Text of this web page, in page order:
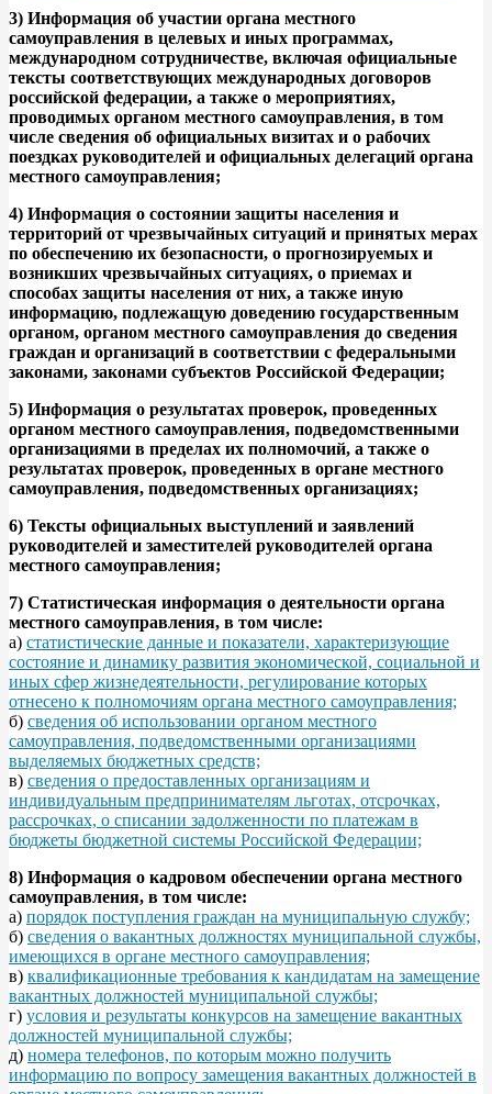
3) Информация об участии органа местного
самоуправления в целевых и иных программах,
международном сотрудничестве, включая официальные
тексты соответствующих международных договоров
российской федерации, а также о мероприятиях,
проводимых органом местного самоуправления, в том
числе сведения об официальных визитах и о рабочих
поездках руководителей и официальных делегаций органа
местного самоуправления;
4) Информация о состоянии защиты населения и
территорий от чрезвычайных ситуаций и принятых мерах
по обеспечению их безопасности, о прогнозируемых и
возникших чрезвычайных ситуациях, о приемах и
способах защиты населения от них, а также иную
информацию, подлежащую доведению государственным
органом, органом местного самоуправления до сведения
граждан и организаций в соответствии с федеральными
законами, законами субъектов Российской Федерации;
5) Информация о результатах проверок, проведенных
органом местного самоуправления, подведомственными
организациями в пределах их полномочий, а также о
результатах проверок, проведенных в органе местного
самоуправления, подведомственных организациях;
6) Тексты официальных выступлений и заявлений
руководителей и заместителей руководителей органа
местного самоуправления;
7) Статистическая информация о деятельности органа
местного самоуправления, в том числе:
а) статистические данные и показатели, характеризующие
состояние и динамику развития экономической, социальной и
иных сфер жизнедеятельности, регулирование которых
отнесено к полномочиям органа местного самоуправления;
б) сведения об использовании органом местного
самоуправления, подведомственными организациями
выделяемых бюджетных средств;
в) сведения о предоставленных организациям и
индивидуальным предпринимателям льготах, отсрочках,
рассрочках, о списании задолженности по платежам в
бюджеты бюджетной системы Российской Федерации;
8) Информация о кадровом обеспечении органа местного
самоуправления, в том числе:
а) порядок поступления граждан на муниципальную службу;
б) сведения о вакантных должностях муниципальной службы,
имеющихся в органе местного самоуправления;
в) квалификационные требования к кандидатам на замещение
вакантных должностей муниципальной службы;
г) условия и результаты конкурсов на замещение вакантных
должностей муниципальной службы;
д) номера телефонов, по которым можно получить
информацию по вопросу замещения вакантных должностей в